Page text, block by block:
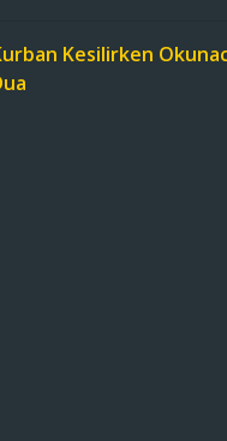
Kesilirken